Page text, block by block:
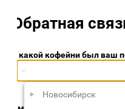
связь
какой кофейни был ваш
Поиск не дал результатов
Новосибирск